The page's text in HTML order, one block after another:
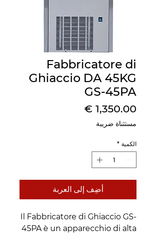
Fabbricatore di
Ghiaccio DA 45KG
GS-45PA
السعر
مستثناة ضريبة
الكمية *
أضِف إلى العربة
Il Fabbricatore di Ghiaccio GS-
45PA è un apparecchio di alta